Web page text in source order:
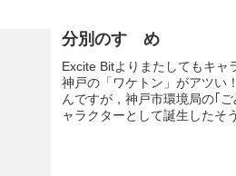
分別のすゝめ
Excite Bitよりまたしてもキ
神戸の「ワケトン」がアツい
んですが，神戸市環境局の｢
ャラクターとして誕生したそ